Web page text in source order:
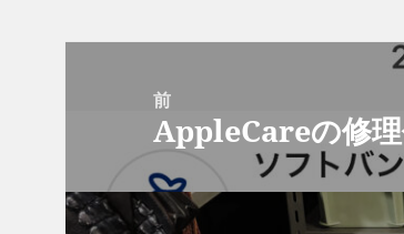
ゲ
前
前
投
AppleCareの修